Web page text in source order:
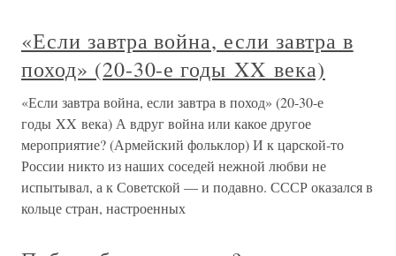
«Если завтра война, если завтра в
поход» (20-30-е годы XX века)
«Если завтра война, если завтра в поход» (20-30-е
годы XX века) А вдруг война или какое другое
мероприятие? (Армейский фольклор) И к царской-то
России никто из наших соседей нежной любви не
испытывал, а к Советской — и подавно. СССР оказался в
кольце стран, настроенных